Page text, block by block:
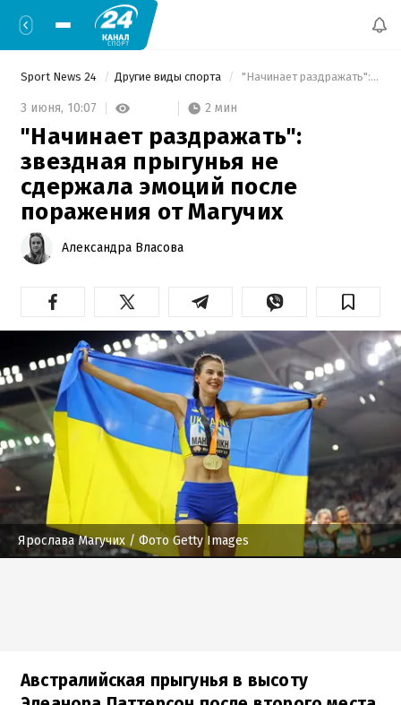
Sport News 24 Другие виды спорта "Начинает раздражать": звездная прыгунья не сдержала эмоций после поражения от Магучих
3 июня, 10:07 2 мин
"Начинает раздражать":
звездная прыгунья не
сдержала эмоций после
поражения от Магучих
Александра Власова
Ярослава Магучих / Фото Getty Images
Австралийская прыгунья в высоту